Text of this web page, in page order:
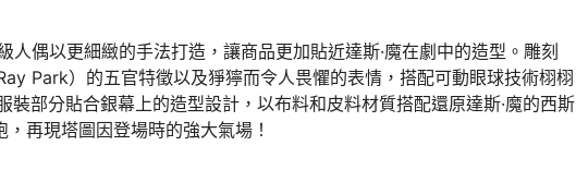
人偶以更細緻的手法打造，讓商品更加貼近達斯·魔在劇中的造型。雕刻
Park）的五官特徵以及猙獰而令人畏懼的表情，搭配可動眼球技術栩栩
裝部分貼合銀幕上的造型設計，以布料和皮料材質搭配還原達斯·魔的西斯
再現塔圖因登場時的強大氣場！